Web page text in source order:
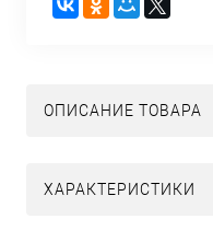
ОПИСАНИЕ ТОВАРА
ХАРАКТЕРИСТИКИ